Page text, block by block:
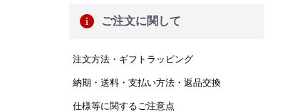
ご注文に関して
注文方法・ギフトラッピング
納期・送料・支払い方法・返品交換
仕様等に関するご注意点